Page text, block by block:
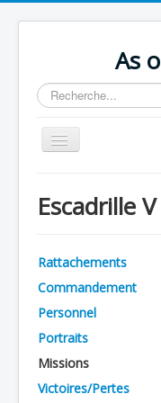
As
Rechercher
Basculer
la
Chronologie
Avions
Personnels
Formation
Doctrines
Escadrille
Rattachements
Commandement
Personnel
Portraits
Missions
Victoires/Pertes